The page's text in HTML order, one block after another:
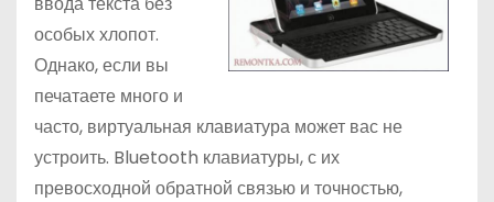
особых хлопот.
Однако, если вы
печатаете много и
часто, виртуальная клавиатура может вас не
устроить. Bluetooth клавиатуры, с их
превосходной обратной связью и точностью,